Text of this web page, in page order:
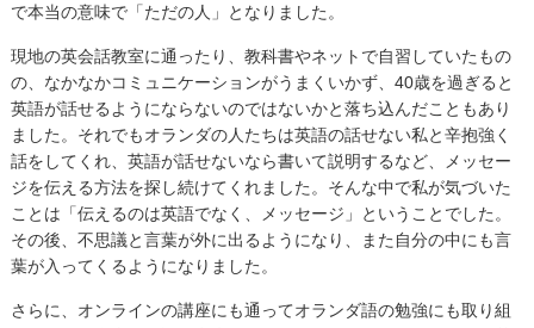
で本当の意味で「ただの人」となりました。
現地の英会話教室に通ったり、教科書やネットで自習していたもの
の、なかなかコミュニケーションがうまくいかず、40歳を過ぎると
英語が話せるようにならないのではないかと落ち込んだこともあり
ました。それでもオランダの人たちは英語の話せない私と辛抱強く
話をしてくれ、英語が話せないなら書いて説明するなど、メッセー
ジを伝える方法を探し続けてくれました。そんな中で私が気づいた
ことは「伝えるのは英語でなく、メッセージ」ということでした。
その後、不思議と言葉が外に出るようになり、また自分の中にも言
葉が入ってくるようになりました。
さらに、オンラインの講座にも通ってオランダ語の勉強にも取り組